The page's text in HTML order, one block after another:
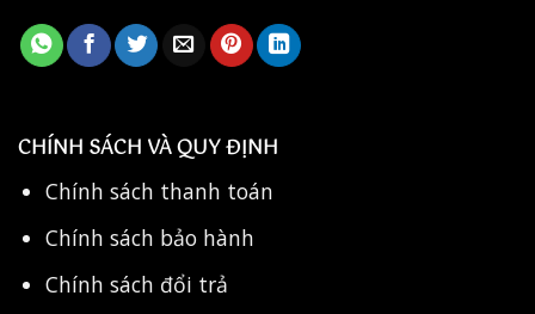
CHÍNH SÁCH VÀ QUY ĐỊNH
Chính sách thanh toán
Chính sách bảo hành
Chính sách đổi trả